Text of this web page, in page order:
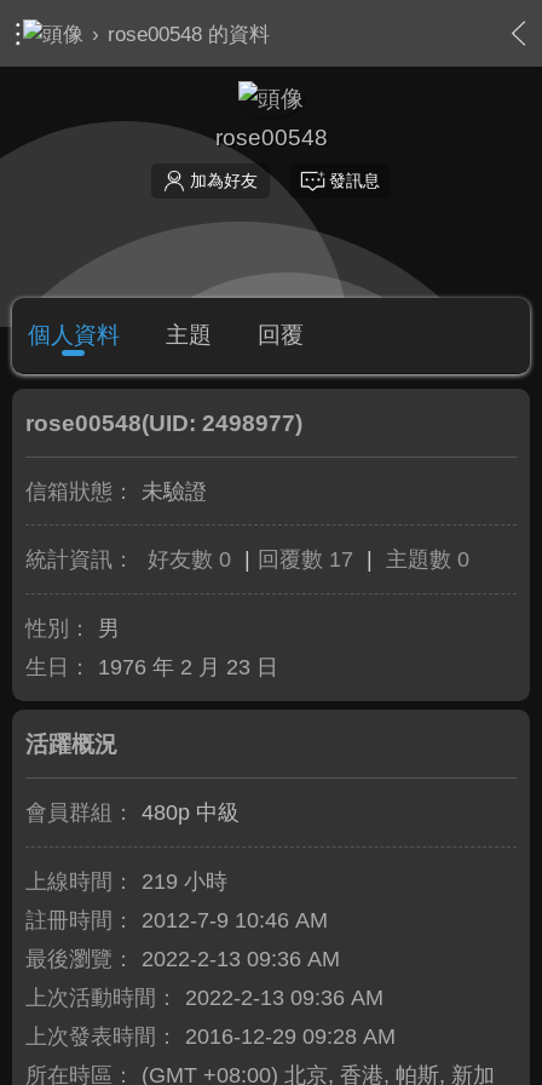
› rose00548 的資料
rose00548
加為好友 發訊息
個人資料 主題 回覆
rose00548(UID: 2498977)
信箱狀態： 未驗證
統計資訊： 好友數 0 回覆數 17 主題數 0
性別：
男
生日：
1976 年 2 月 23 日
活躍概況
會員群組： 480p 中級
上線時間：
219 小時
註冊時間：
2012-7-9 10:46 AM
最後瀏覽：
2022-2-13 09:36 AM
上次活動時間：
2022-2-13 09:36 AM
上次發表時間：
2016-12-29 09:28 AM
所在時區：
(GMT +08:00) 北京, 香港, 帕斯, 新加